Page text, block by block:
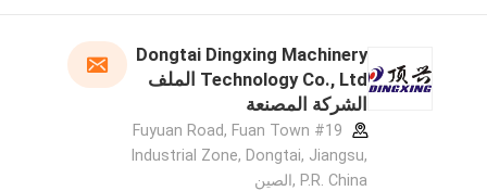
Dongtai Dingxing Machinery
Technology Co., Ltd الملف
الشركة المصنعة
#19 Fuyuan Road, Fuan Town
Industrial Zone, Dongtai, Jiangsu,
P.R. China ,الصين